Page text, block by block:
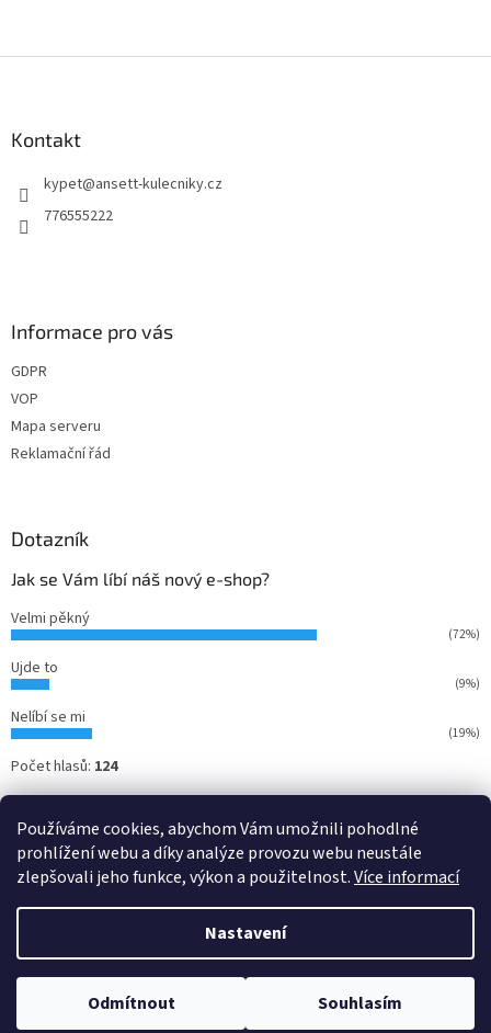
Používáme cookies, abychom Vám umožnili pohodlné
prohlížení webu a díky analýze provozu webu neustále
zlepšovali jeho funkce, výkon a použitelnost.Více informací
Nastavení
Odmítnout Souhlasím
Kontakt
kypet@ansett-kulecniky.cz
776555222
Informace pro vás
GDPR
VOP
Mapa serveru
Reklamační řád
Dotazník
Jak se Vám líbí náš nový e-shop?
Velmi pěkný
(72%)
Ujde to
(9%)
Nelíbí se mi
(19%)
Počet hlasů: 124
Vytvořil Shoptet
Copyright 2026Ansett - kulečníky . Všechna práva vyhrazena.